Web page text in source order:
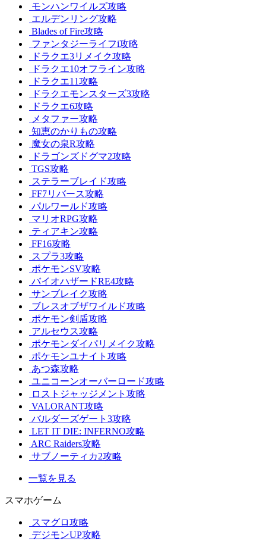
モンハンワイルズ攻略
エルデンリング攻略
Blades of Fire攻略
ファンタジーライフi攻略
ドラクエ3リメイク攻略
ドラクエ10オフライン攻略
ドラクエ11攻略
ドラクエモンスターズ3攻略
ドラクエ6攻略
メタファー攻略
知恵のかりもの攻略
魔女の泉R攻略
ドラゴンズドグマ2攻略
TGS攻略
ステラーブレイド攻略
FF7リバース攻略
パルワールド攻略
マリオRPG攻略
ティアキン攻略
FF16攻略
スプラ3攻略
ポケモンSV攻略
バイオハザードRE4攻略
サンブレイク攻略
ブレスオブザワイルド攻略
ポケモン剣盾攻略
アルセウス攻略
ポケモンダイパリメイク攻略
ポケモンユナイト攻略
あつ森攻略
ユニコーンオーバーロード攻略
ロストジャッジメント攻略
VALORANT攻略
バルダーズゲート3攻略
LET IT DIE: INFERNO攻略
ARC Raiders攻略
サブノーティカ2攻略
一覧を見る
スマホゲーム
スマグロ攻略
デジモンUP攻略